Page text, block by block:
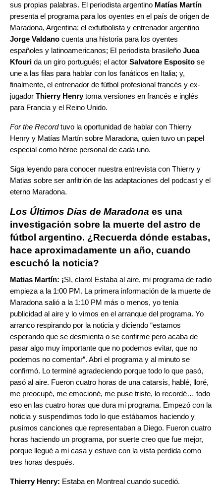
sus propias palabras. El periodista argentino Matías Martín
presenta el programa para los oyentes en el país de origen de
Maradona, Argentina; el exfutbolista y entrenador argentino
Jorge Valdano cuenta una historia para los oyentes
españoles y latinoamericanos; El periodista brasileño Juca
Kfouri da un giro portugués; el actor Salvatore Esposito se
une a las filas para hablar con los fanáticos en Italia; y,
finalmente, el entrenador de fútbol profesional francés y ex-
jugador Thierry Henrytoma versiones en francés e inglés
para Francia y el Reino Unido.
For the Recordtuvo la oportunidad de hablar con Thierry
Henry y Matías Martín sobre Maradona, quien tuvo un papel
especial como héroe personal de cada uno.
Siga leyendo para conocer nuestra entrevista con Thierry y
Matias sobre ser anfitrión de las adaptaciones del podcast y el
eterno Maradona.
Los Últimos Días de Maradona es una
investigación sobre la muerte del astro de
fútbol argentino. ¿Recuerda dónde estabas,
hace aproximadamente un año, cuando
escuchó la noticia?
Matias Martín: ¡Sí, claro! Estaba al aire, mi programa de radio
empieza a la 1:00 PM. La primera información de la muerte de
Maradona salió a la 1:10 PM más o menos, yo tenía
publicidad al aire y lo vimos en el arranque del programa. Yo
arranco respirando por la noticia y diciendo “estamos
esperando que se desmienta o se confirme pero acaba de
pasar algo muy importante que no podemos evitar, que no
podemos no comentar”. Abrí el programa y al minuto se
confirmó. Lo terminé agradeciendo porque todo lo que pasó,
pasó al aire. Fueron cuatro horas de una catarsis, hablé, lloré,
me preocupé, me emocioné, me puse triste, lo recordé… todo
eso en las cuatro horas que dura mi programa. Empezó con la
noticia y suspendimos todo lo que estábamos haciendo y
pusimos canciones que representaban a Diego. Fueron cuatro
horas haciendo un programa, por suerte creo que fue mejor,
porque llegué a mi casa y estuve con la vista perdida como
tres horas después.
Thierry Henry: Estaba en Montreal cuando sucedió.